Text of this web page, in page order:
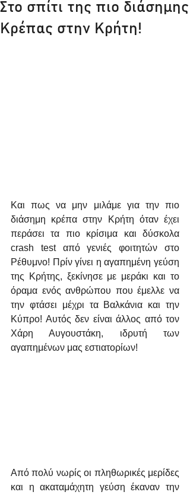
Στο σπίτι της πιο διάσημης
Κρέπας στην Κρήτη!
Και πως να μην μιλάμε για την πιο
διάσημη κρέπα στην Κρήτη όταν έχει
περάσει τα πιο κρίσιμα και δύσκολα
crash test από γενιές φοιτητών στο
Ρέθυμνο! Πρίν γίνει η αγαπημένη γεύση
της Κρήτης, ξεκίνησε με μεράκι και το
όραμα ενός ανθρώπου που έμελλε να
την φτάσει μέχρι τα Βαλκάνια και την
Κύπρο! Αυτός δεν είναι άλλος από τον
Χάρη Αυγουστάκη, ιδρυτή των
αγαπημένων μας εστιατορίων!
Από πολύ νωρίς οι πληθωρικές μερίδες
και η ακαταμάχητη γεύση έκαναν την